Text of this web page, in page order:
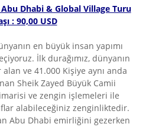
Dhabi & Global Village Turu
: 90,00 USD
en büyük insan yapımı
İlk durağımız, dünyanın
ve 41.000 Kişiye aynı anda
Sheik Zayed Büyük Camii
ve zengin işlemeleri ile
alabileceğiniz zenginliktedir.
Abu Dhabi emirliğini gezerken